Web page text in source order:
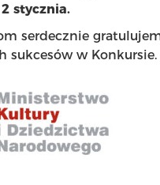
stycznia.
serdecznie
sukcesów w Konkursie.